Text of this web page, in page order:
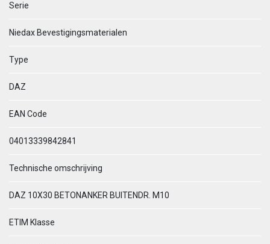
Serie
Niedax Bevestigingsmaterialen
Type
DAZ
EAN Code
04013339842841
Technische omschrijving
DAZ 10X30 BETONANKER BUITENDR. M10
ETIM Klasse